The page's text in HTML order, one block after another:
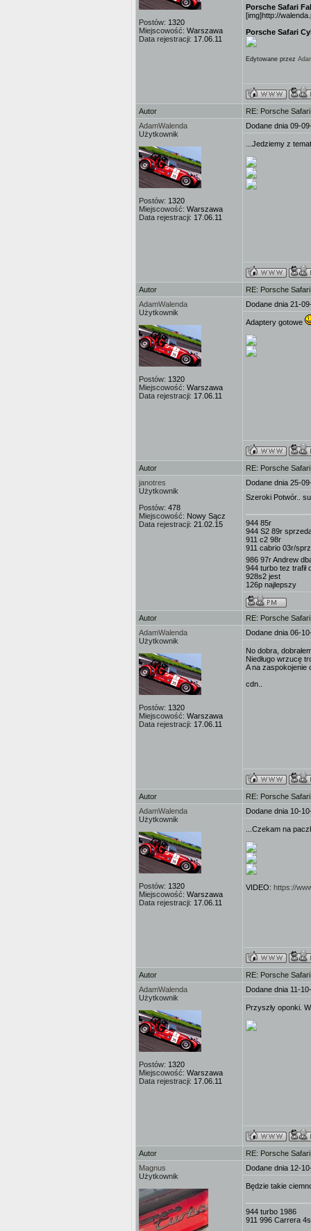
Postów: 1320
Miejscowość: Warszawa
Data rejestracji: 17.06.11
Porsche Safari
[img]http://
Porsche Safari
Edytowane przez
Autor
RE: Porsche
AdamWalenda
Użytkownik
Postów: 1320
Miejscowość: Warszawa
Data rejestracji: 17.06.11
Dodane dnia 09-
...Jedziemy z
Autor
RE: Porsche
AdamWalenda
Użytkownik
Postów: 1320
Miejscowość: Warszawa
Data rejestracji: 17.06.11
Dodane dnia 21-
Adaptery gotowe
Autor
RE: Porsche
janotres
Użytkownik
Postów: 478
Miejscowość: Nowy Sącz
Data rejestracji: 21.02.15
Dodane dnia 25-
Szeroki Potwór..
944 85r
944 S2 89r
911 c2 98r
911 cabrio 03r/
986 97r Andrew
944 turbo tez trafił
928s2 jest
126p najlepszy
Autor
RE: Porsche
AdamWalenda
Użytkownik
Postów: 1320
Miejscowość: Warszawa
Data rejestracji: 17.06.11
Dodane dnia 06-
No dobra,
Niedługo wrzucę
A na zaspokojenie
cdn..
Autor
RE: Porsche
AdamWalenda
Użytkownik
Postów: 1320
Miejscowość: Warszawa
Data rejestracji: 17.06.11
Dodane dnia 10-
...Czekam na
VIDEO: https://
Autor
RE: Porsche
AdamWalenda
Użytkownik
Postów: 1320
Miejscowość: Warszawa
Data rejestracji: 17.06.11
Dodane dnia 11-
Przyszły oponki.
Autor
RE: Porsche
Magnus
Użytkownik
Dodane dnia 12-
Będzie takie
944 turbo 1986
911 996 Carrera